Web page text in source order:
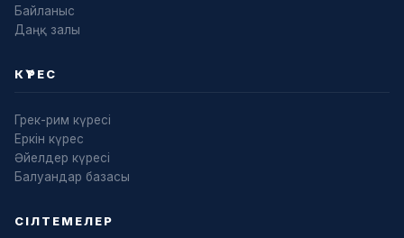
Байланыс
Даңқ залы
КҮРЕС
Грек-рим күресі
Еркін күрес
Әйелдер күресі
Балуандар базасы
СІЛТЕМЕЛЕР